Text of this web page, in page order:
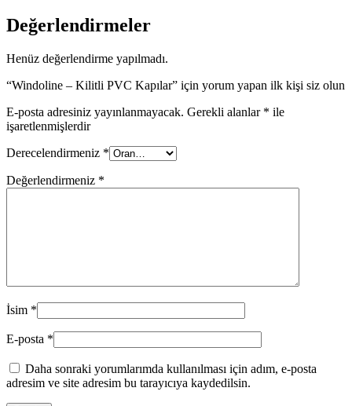
Değerlendirmeler
Henüz değerlendirme yapılmadı.
“Windoline – Kilitli PVC Kapılar” için yorum yapan ilk kişi siz olun
E-posta adresiniz yayınlanmayacak. Gerekli alanlar * ile
işaretlenmişlerdir
Derecelendirmeniz *
Değerlendirmeniz *
İsim *
E-posta *
Daha sonraki yorumlarımda kullanılması için adım, e-posta
adresim ve site adresim bu tarayıcıya kaydedilsin.